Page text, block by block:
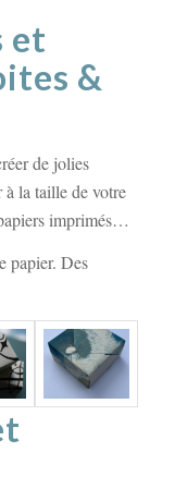
et
&
de jolies
la taille de votre
imprimés…
papier. Des